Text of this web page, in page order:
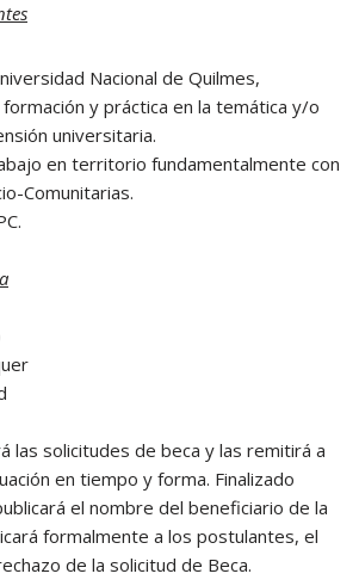
Nacional de Quilmes,
y práctica en la temática y/o
universitaria.
en territorio fundamentalmente con
Comunitarias.
las solicitudes de beca y las remitirá a
en tiempo y forma. Finalizado
el nombre del beneficiario de la
formalmente a los postulantes, el
de la solicitud de Beca.